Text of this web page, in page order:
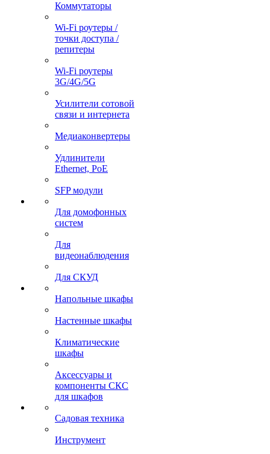
Коммутаторы
Wi-Fi роутеры /
точки доступа /
репитеры
Wi-Fi роутеры
3G/4G/5G
Усилители сотовой
связи и интернета
Медиаконвертеры
Удлинители
Ethernet, PoE
SFP модули
Для домофонных
систем
Для
видеонаблюдения
Для СКУД
Напольные шкафы
Настенные шкафы
Климатические
шкафы
Аксессуары и
компоненты СКС
для шкафов
Садовая техника
Инструмент